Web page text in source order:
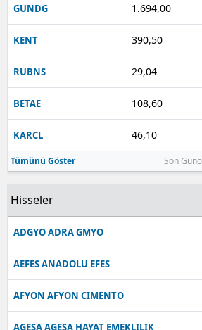
GUNDG 1.694,00
KENT 390,50
RUBNS 29,04
BETAE 108,60
KARCL 46,10
Tümünü Göster Son
Hisseler
ADGYO ADRA GMYO
AEFES ANADOLU EFES
AFYON AFYON CIMENTO
AGESA AGESA HAYAT EMEKLILIK